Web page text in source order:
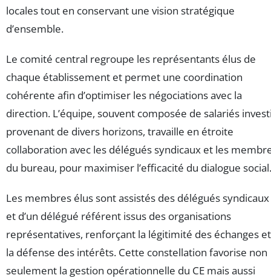
locales tout en conservant une vision stratégique
d’ensemble.
Le comité central regroupe les représentants élus de
chaque établissement et permet une coordination
cohérente afin d’optimiser les négociations avec la
direction. L’équipe, souvent composée de salariés
provenant de divers horizons, travaille en étroite
collaboration avec les délégués syndicaux et les
du bureau, pour maximiser l’efficacité du dialogue social.
Les membres élus sont assistés des délégués syndicaux
et d’un délégué référent issus des organisations
représentatives, renforçant la légitimité des échanges et
la défense des intérêts. Cette constellation favorise non
seulement la gestion opérationnelle du CE mais aussi